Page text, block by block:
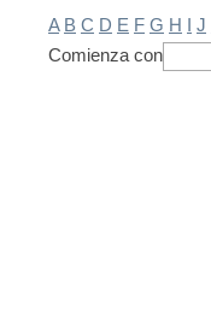
A B C D E F G H I J
Comienza con